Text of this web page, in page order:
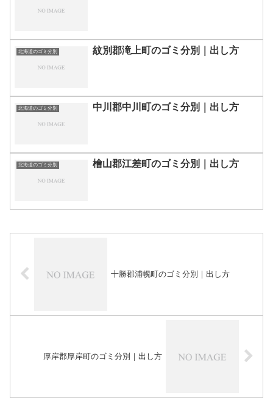
北海道のゴミ分別 紋別郡滝上町のゴミ分別｜出し方
北海道のゴミ分別 中川郡中川町のゴミ分別｜出し方
北海道のゴミ分別 檜山郡江差町のゴミ分別｜出し方
十勝郡浦幌町のゴミ分別｜出し方
厚岸郡厚岸町のゴミ分別｜出し方